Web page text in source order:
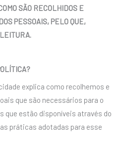
SÃO RECOLHIDOS E
PESSOAIS, PELO QUE,
explica como recolhemos e
que são necessários para o
que estão disponíveis através do
práticas adotadas para esse